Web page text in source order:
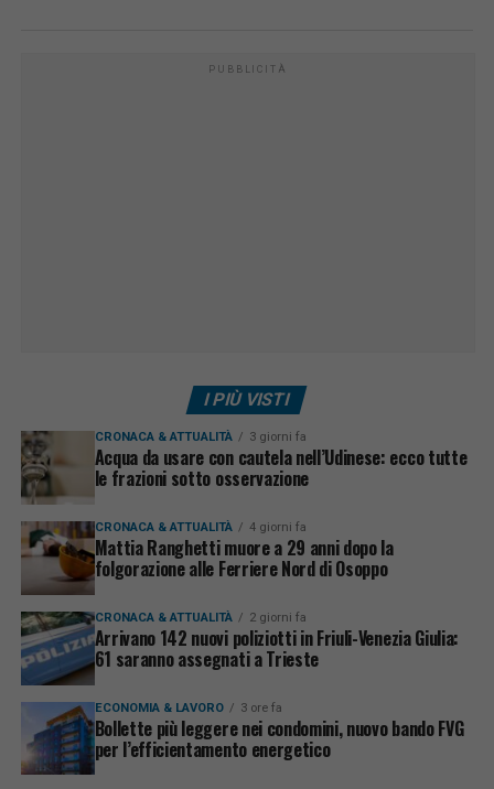
PUBBLICITÀ
I PIÙ VISTI
CRONACA & ATTUALITÀ 3 giorni fa
Acqua da usare con cautela nell’Udinese: ecco tutte
le frazioni sotto osservazione
CRONACA & ATTUALITÀ 4 giorni fa
Mattia Ranghetti muore a 29 anni dopo la
folgorazione alle Ferriere Nord di Osoppo
CRONACA & ATTUALITÀ 2 giorni fa
Arrivano 142 nuovi poliziotti in Friuli-Venezia Giulia:
61 saranno assegnati a Trieste
ECONOMIA & LAVORO 3 ore fa
Bollette più leggere nei condomini, nuovo bando FVG
per l’efficientamento energetico